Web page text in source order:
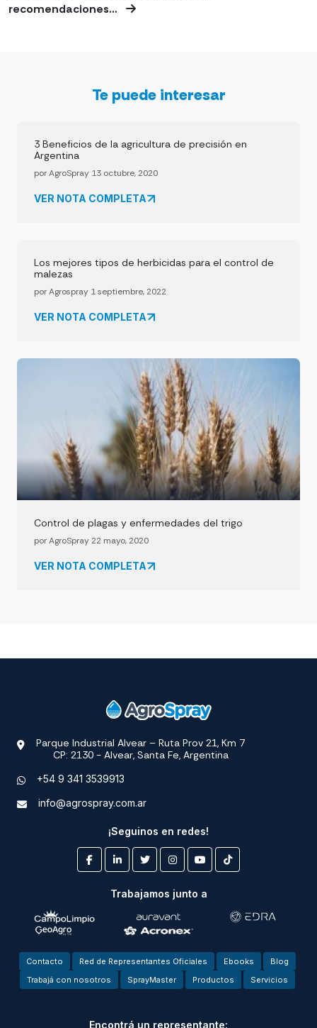
recomendaciones…
Te puede interesar
3 Beneficios de la agricultura de precisión en
Argentina
por AgroSpray 13 octubre, 2020
VER NOTA COMPLETA
Los mejores tipos de herbicidas para el control de
malezas
por Agrospray 1 septiembre, 2022
VER NOTA COMPLETA
Control de plagas y enfermedades del trigo
por AgroSpray 22 mayo, 2020
VER NOTA COMPLETA
Parque Industrial Alvear – Ruta Prov 21, Km 7
CP: 2130 - Alvear, Santa Fe, Argentina
+54 9 341 3539913
info@agrospray.com.ar
¡Seguinos en redes!
Trabajamos junto a
Contacto Red de Representantes Oficiales Ebooks
Blog
Trabajá con nosotros
SprayMaster Productos Servicios
Encontrá un representante: